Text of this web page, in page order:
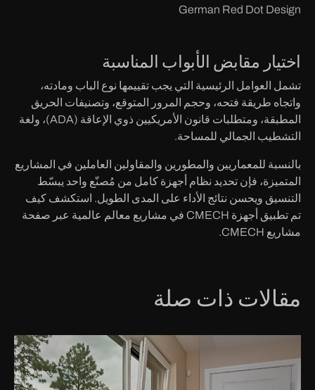
German Red Dot Design
اختيار مقابض الأبواب المناسبة
تشمل العوامل الرئيسية التي يجب تقييمها نوع الباب ومادته،
واتجاه طريقة فتحه، وحجم المرور المتوقع، وتصنيفات الحريق
المطبقة، ومتطلبات قانون الأمريكيين ذوي الإعاقة (ADA)، ولغة
التشطيب الجمالي للمساحة.
بالنسبة للمعماريين والمطورين والمقاولين العاملين في المشاريع
المتميزة، فإن تحديد نظام أجهزة كامل من مُصنّع واحد يبسّط
التنسيق ويحسن نتائج الأداء على المدى الطويل. استكشف كيف
تم تطبيق أجهزة CMECH في مشاريع معالم عالمية عبر صفحة
مشاريع CMECH.
مقالات ذات صلة